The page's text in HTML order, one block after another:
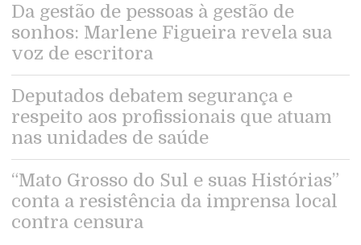
Da gestão de pessoas à gestão de
sonhos: Marlene Figueira revela sua
voz de escritora
Deputados debatem segurança e
respeito aos profissionais que atuam
nas unidades de saúde
“Mato Grosso do Sul e suas Histórias”
conta a resistência da imprensa local
contra censura